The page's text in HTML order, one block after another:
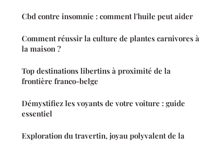
Cbd contre insomnie : comment l'huile peut aider
Comment réussir la culture de plantes carnivores à
la maison ?
Top destinations libertins à proximité de la
frontière franco-belge
Démystifiez les voyants de votre voiture : guide
essentiel
Exploration du travertin, joyau polyvalent de la